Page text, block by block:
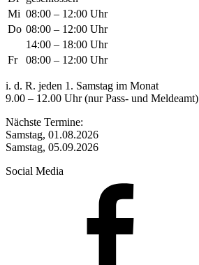
Mi 08:00 – 12:00 Uhr
Do 08:00 – 12:00 Uhr
14:00 – 18:00 Uhr
Fr
08:00 – 12:00 Uhr
i. d. R. jeden 1. Samstag im Monat
9.00 – 12.00 Uhr (nur Pass- und Meldeamt)
Nächste Termine:
Samstag, 01.08.2026
Samstag, 05.09.2026
Social Media